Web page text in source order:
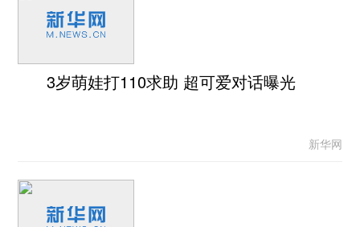
3岁萌娃打110求助 超可爱对话曝光
新华网